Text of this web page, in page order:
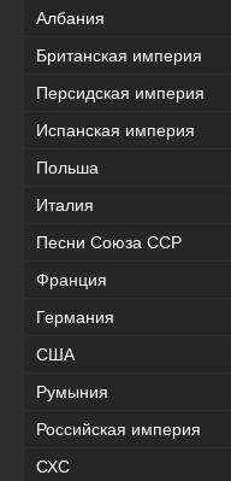
Албания
Британская империя
Персидская империя
Испанская империя
Польша
Италия
Песни Союза ССР
Франция
Германия
США
Румыния
Российская империя
СХС